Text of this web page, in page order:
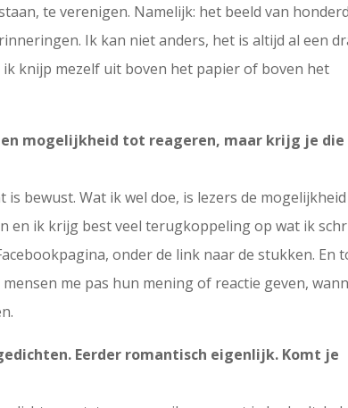
te verenigen. Namelijk: het beeld van
Ik kan niet anders, het is altijd al een
knijp mezelf uit boven het papier of boven het
mogelijkheid tot reageren, maar krijg je die
bewust. Wat ik wel doe, is lezers de mogelijkheid
en ik krijg best veel terugkoppeling op wat ik
onder de link naar de stukken. En
me pas hun mening of reactie geven,
Eerder romantisch eigenlijk. Komt je